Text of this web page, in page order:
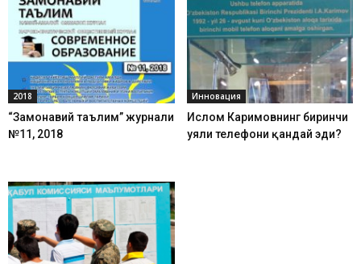
2018
“Замонавий таълим” журнали
№11, 2018
Инновация
Ислом Каримовнинг биринчи
уяли телефони қандай эди?